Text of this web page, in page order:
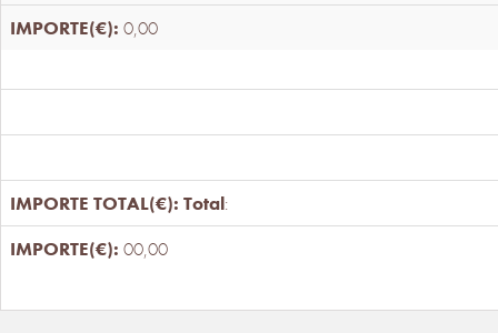
0,00
Total:
00,00